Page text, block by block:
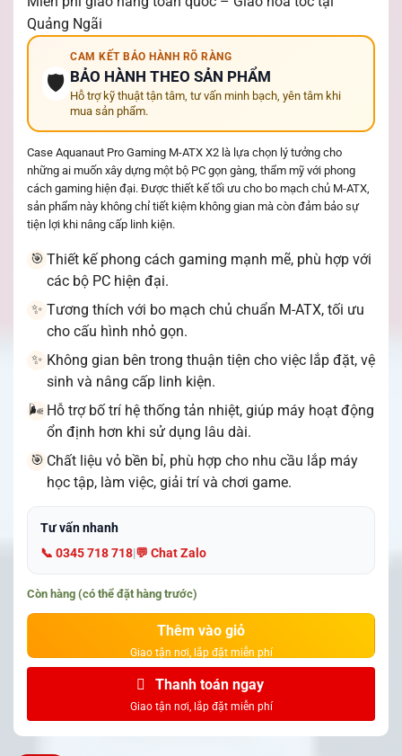
Quảng Ngãi
🛡️
CAM KẾT BẢO HÀNH RÕ RÀNG
BẢO HÀNH THEO SẢN PHẨM
Hỗ trợ kỹ thuật tận tâm, tư vấn minh bạch, yên tâm khi
mua sản phẩm.
Case Aquanaut Pro Gaming M-ATX X2 là lựa chọn lý tưởng cho
những ai muốn xây dựng một bộ PC gọn gàng, thẩm mỹ với phong
cách gaming hiện đại. Được thiết kế tối ưu cho bo mạch chủ M-ATX,
sản phẩm này không chỉ tiết kiệm không gian mà còn đảm bảo sự
tiện lợi khi nâng cấp linh kiện.
🎯 Thiết kế phong cách gaming mạnh mẽ, phù hợp với
các bộ PC hiện đại.
✨ Tương thích với bo mạch chủ chuẩn M-ATX, tối ưu
cho cấu hình nhỏ gọn.
✨ Không gian bên trong thuận tiện cho việc lắp đặt, vệ
sinh và nâng cấp linh kiện.
🌬️ Hỗ trợ bố trí hệ thống tản nhiệt, giúp máy hoạt động
ổn định hơn khi sử dụng lâu dài.
🎯 Chất liệu vỏ bền bỉ, phù hợp cho nhu cầu lắp máy
học tập, làm việc, giải trí và chơi game.
Tư vấn nhanh
📞 0345 718 718|💬 Chat Zalo
Còn hàng (có thể đặt hàng trước)
Thêm vào giỏ
Thanh toán ngay